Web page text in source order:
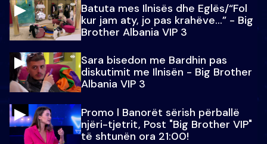
Batuta mes Ilnisës dhe Eglës/“Fol
kur jam aty, jo pas krahëve…” - Big
Brother Albania VIP 3
Sara bisedon me Bardhin pas
diskutimit me Ilnisën - Big Brother
Albania VIP 3
Promo l Banorët sërish përballë
njëri-tjetrit, Post "Big Brother VIP"
të shtunën ora 21:00!